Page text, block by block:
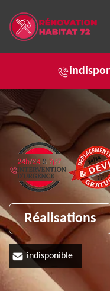
Réalisations
indisponible